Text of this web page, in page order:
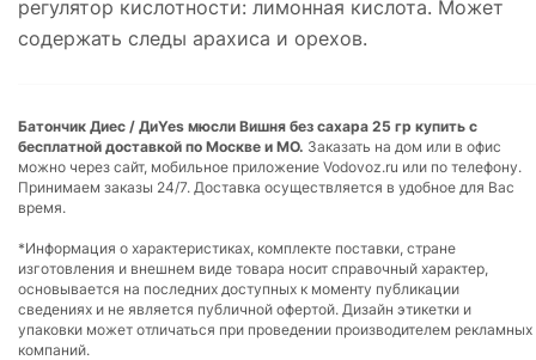
регулятор кислотности: лимонная кислота. Может
содержать следы арахиса и орехов.
Батончик Диес / ДиYes мюсли Вишня без сахара 25 гр купить с
бесплатной доставкой по Москве и МО. Заказать на дом или в офис
можно через сайт, мобильное приложение Vodovoz.ru или по телефону.
Принимаем заказы 24/7. Доставка осуществляется в удобное для Вас
время.
*Информация о характеристиках, комплекте поставки, стране
изготовления и внешнем виде товара носит справочный характер,
основывается на последних доступных к моменту публикации
сведениях и не является публичной офертой. Дизайн этикетки и
упаковки может отличаться при проведении производителем рекламных
компаний.